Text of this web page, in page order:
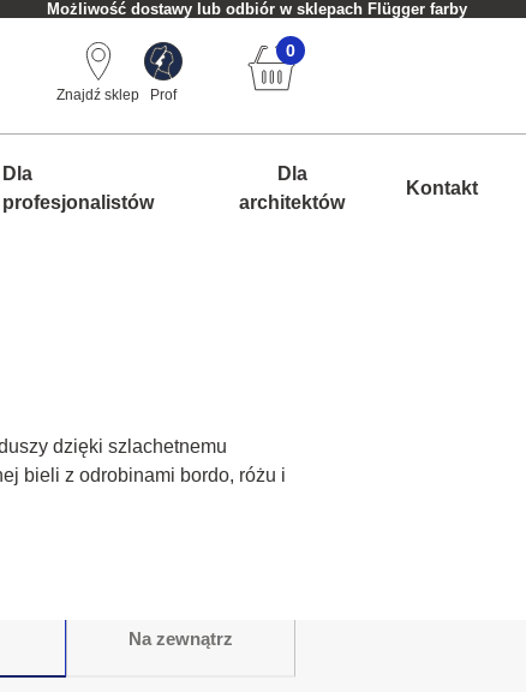
Możliwość dostawy lub odbiór w sklepach Flügger farby
Znajdź sklep Prof
0
Dla
profesjonalistów
Dla
architektów
Kontakt
dzięki szlachetnemu
bieli z odrobinami bordo, różu i
Na zewnątrz